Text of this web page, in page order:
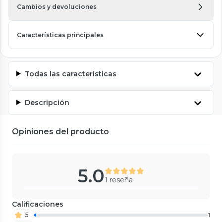
Cambios y devoluciones
Características principales
Todas las características
Descripción
Opiniones del producto
5.01 reseña
Calificaciones
5 1